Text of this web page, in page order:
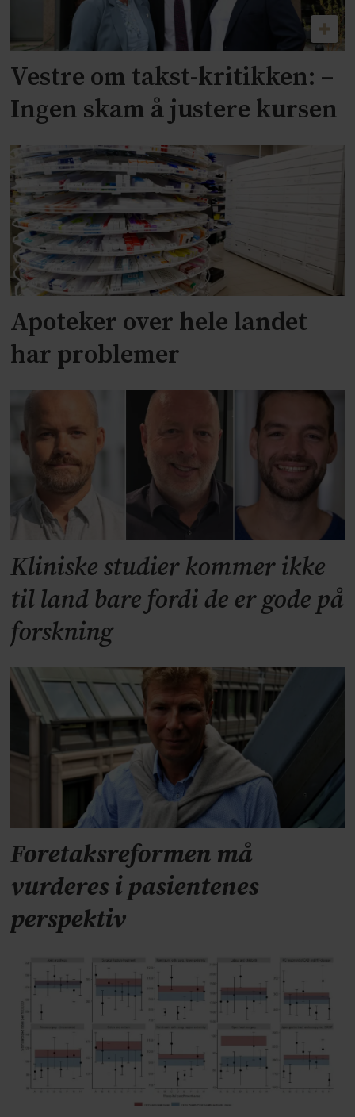
Vestre om takst-kritikken: –
Ingen skam å justere kursen
Apoteker over hele landet
har problemer
Kliniske studier kommer ikke
til land bare fordi de er gode på
forskning
Foretaksreformen må
vurderes i pasientenes
perspektiv